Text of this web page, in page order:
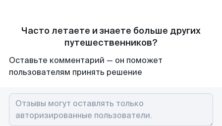
Часто летаете и знаете больше других
путешественников?
Оставьте комментарий — он поможет
пользователям принять решение